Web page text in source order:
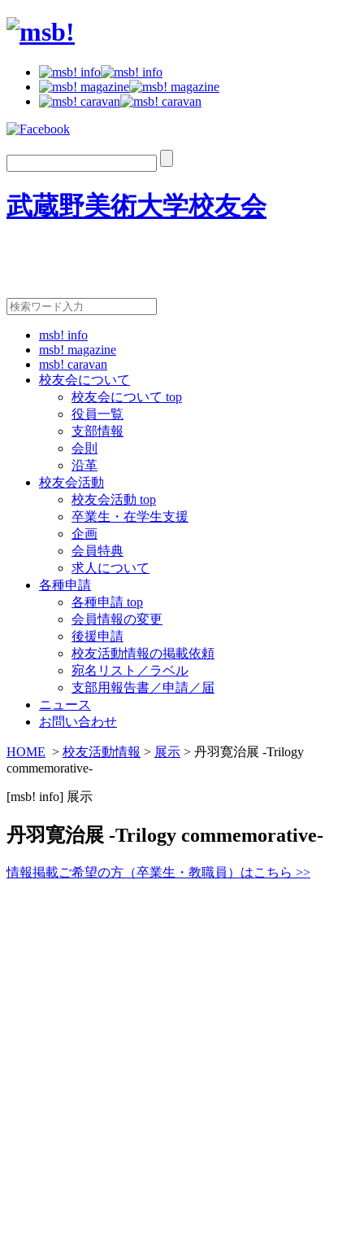
武蔵野美術大学校友会
msb! info
msb! magazine
msb! caravan
校友会について
校友会について top
役員一覧
支部情報
会則
沿革
校友会活動
校友会活動 top
卒業生・在学生支援
企画
会員特典
求人について
各種申請
各種申請 top
会員情報の変更
後援申請
校友活動情報の掲載依頼
宛名リスト／ラベル
支部用報告書／申請／届
ニュース
お問い合わせ
HOME > 校友活動情報 > 展示 > 丹羽寛治展 -Trilogy
commemorative-
[msb! info] 展示
丹羽寛治展 -Trilogy commemorative-
情報掲載ご希望の方（卒業生・教職員）はこちら >>